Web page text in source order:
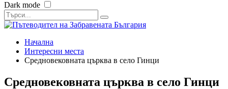
Dark mode
Начална
Интересни места
Средновековната църква в село Гинци
Средновековната църква в село Гинци